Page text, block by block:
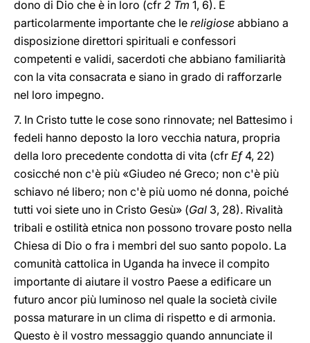
dono di Dio che è in loro (cfr 2 Tm 1, 6). È
particolarmente importante che le religiose abbiano a
disposizione direttori spirituali e confessori
competenti e validi, sacerdoti che abbiano familiarità
con la vita consacrata e siano in grado di rafforzarle
nel loro impegno.
7. In Cristo tutte le cose sono rinnovate; nel Battesimo i
fedeli hanno deposto la loro vecchia natura, propria
della loro precedente condotta di vita (cfr Ef4, 22)
cosicché non c'è più «Giudeo né Greco; non c'è più
schiavo né libero; non c'è più uomo né donna, poiché
tutti voi siete uno in Cristo Gesù» (Gal 3, 28). Rivalità
tribali e ostilità etnica non possono trovare posto nella
Chiesa di Dio o fra i membri del suo santo popolo. La
comunità cattolica in Uganda ha invece il compito
importante di aiutare il vostro Paese a edificare un
futuro ancor più luminoso nel quale la società civile
possa maturare in un clima di rispetto e di armonia.
Questo è il vostro messaggio quando annunciate il